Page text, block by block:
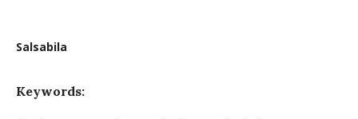
Salsabila
Keywords: